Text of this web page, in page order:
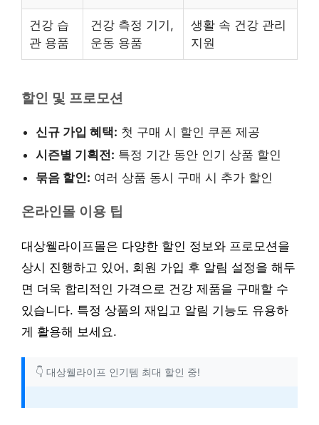
건강 습
관 용품
건강 측정 기기,
운동 용품
생활 속 건강 관리
지원
할인 및 프로모션
신규 가입 혜택: 첫 구매 시 할인 쿠폰 제공
시즌별 기획전: 특정 기간 동안 인기 상품 할인
묶음 할인: 여러 상품 동시 구매 시 추가 할인
온라인몰 이용 팁
대상웰라이프몰은 다양한 할인 정보와 프로모션을
상시 진행하고 있어, 회원 가입 후 알림 설정을 해두
면 더욱 합리적인 가격으로 건강 제품을 구매할 수
있습니다. 특정 상품의 재입고 알림 기능도 유용하
게 활용해 보세요.
👇 대상웰라이프 인기템 최대 할인 중!